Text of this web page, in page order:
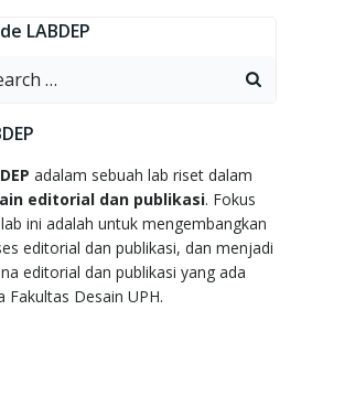
LABDEP
adalam sebuah lab riset dalam
editorial dan publikasi. Fokus
ini adalah untuk mengembangkan
editorial dan publikasi, dan menjadi
editorial dan publikasi yang ada
Fakultas Desain UPH.